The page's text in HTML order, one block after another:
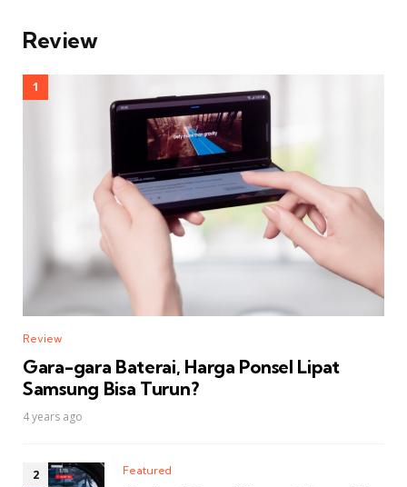
Review
Review
Gara-gara Baterai, Harga Ponsel Lipat
Samsung Bisa Turun?
4 years ago
Featured